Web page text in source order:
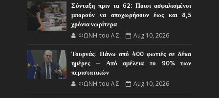
Σύνταξη πριν τα 62: Ποιοι ασφαλισμένοι
μπορούν να αποχωρήσουν έως και 8,5
χρόνια νωρίτερα
ΦΩΝΗ του Λ.Σ. Aug 10, 2026
Τουρνάς: Πάνω από 400 φωτιές σε δέκα
ημέρες – Από αμέλεια το 90% των
περιστατικών
ΦΩΝΗ του Λ.Σ. Aug 10, 2026